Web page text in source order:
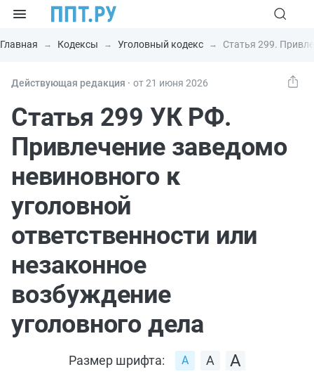
Главная Кодексы Уголовный кодекс Статья 299.
Действующая редакция ⸱ от 21 июня 2026
Статья 299 УК РФ.
Привлечение заведомо
невиновного к
уголовной
ответственности или
незаконное
возбуждение
уголовного дела
Размер шрифта: